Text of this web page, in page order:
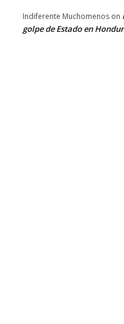
Indiferente Muchomenos on
golpe de Estado en